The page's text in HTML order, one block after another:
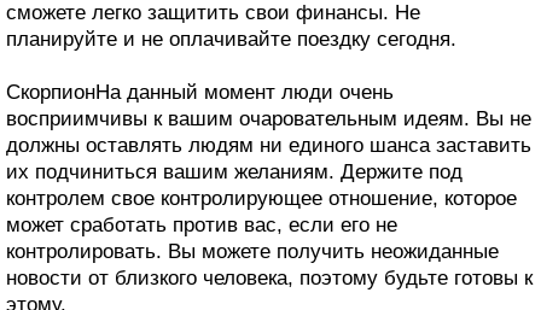
сможете легко защитить свои финансы. Не
планируйте и не оплачивайте поездку сегодня.
СкорпионНа данный момент люди очень
восприимчивы к вашим очаровательным идеям. Вы не
должны оставлять людям ни единого шанса заставить
их подчиниться вашим желаниям. Держите под
контролем свое контролирующее отношение, которое
может сработать против вас, если его не
контролировать. Вы можете получить неожиданные
новости от близкого человека, поэтому будьте готовы к
этому.